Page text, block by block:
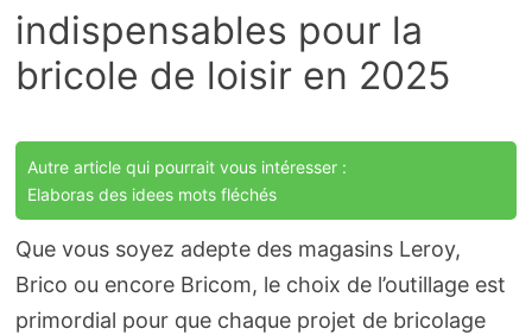
indispensables pour la
bricole de loisir en 2025
Autre article qui pourrait vous intéresser :
Elaboras des idees mots fléchés
Que vous soyez adepte des magasins Leroy,
Brico ou encore Bricom, le choix de l’outillage est
primordial pour que chaque projet de bricolage